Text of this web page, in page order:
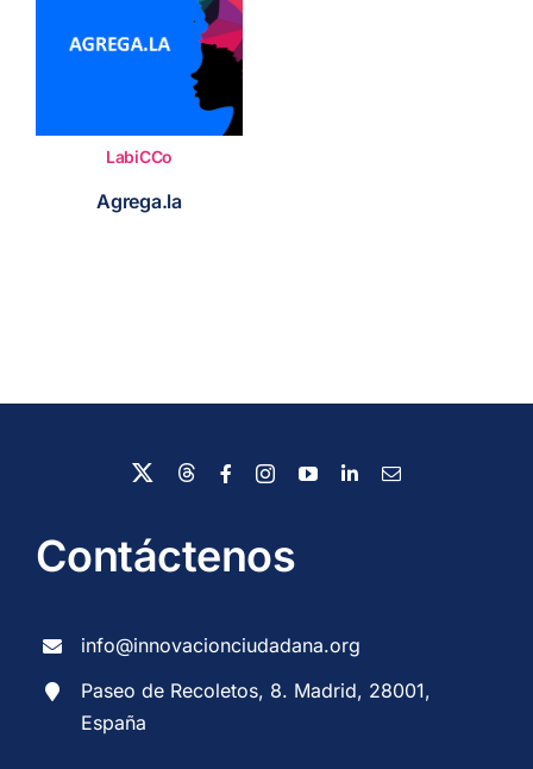
LabiCCo
Agrega.la
Contáctenos
info@innovacionciudadana.org
Paseo de Recoletos, 8. Madrid, 28001,
España